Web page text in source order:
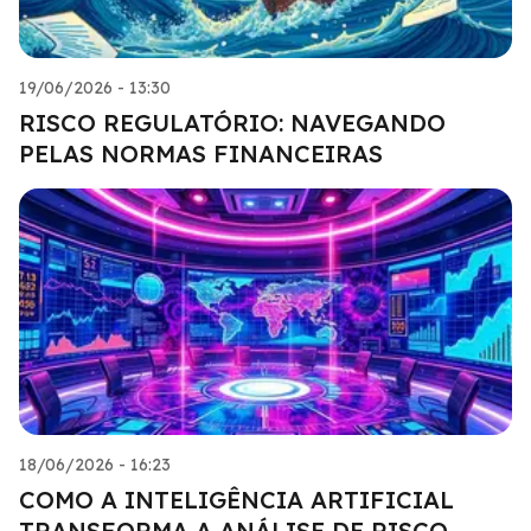
19/06/2026 - 13:30
RISCO REGULATÓRIO: NAVEGANDO
PELAS NORMAS FINANCEIRAS
18/06/2026 - 16:23
COMO A INTELIGÊNCIA ARTIFICIAL